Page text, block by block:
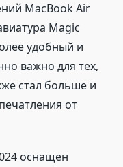
MacBook Air
Magic
удобный и
важно для тех,
стал больше и
от
оснащен